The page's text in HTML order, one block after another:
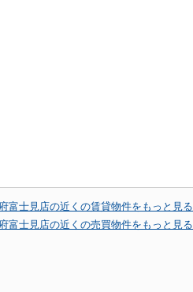
富士見店の近くの賃貸物件をもっと見る
富士見店の近くの売買物件をもっと見る